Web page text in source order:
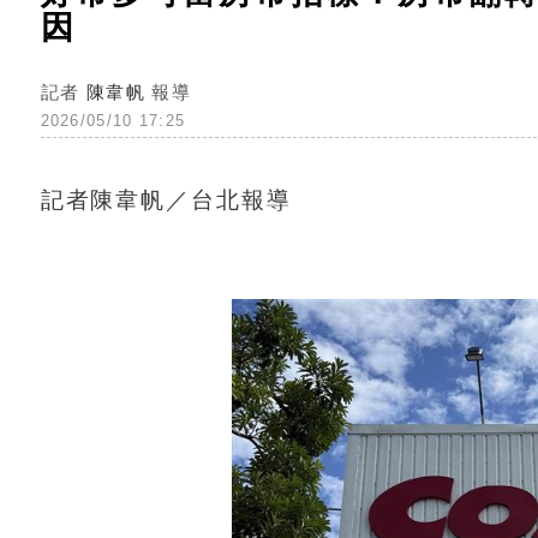
因
記者 陳韋帆 報導
2026/05/10 17:25
記者陳韋帆／台北報導